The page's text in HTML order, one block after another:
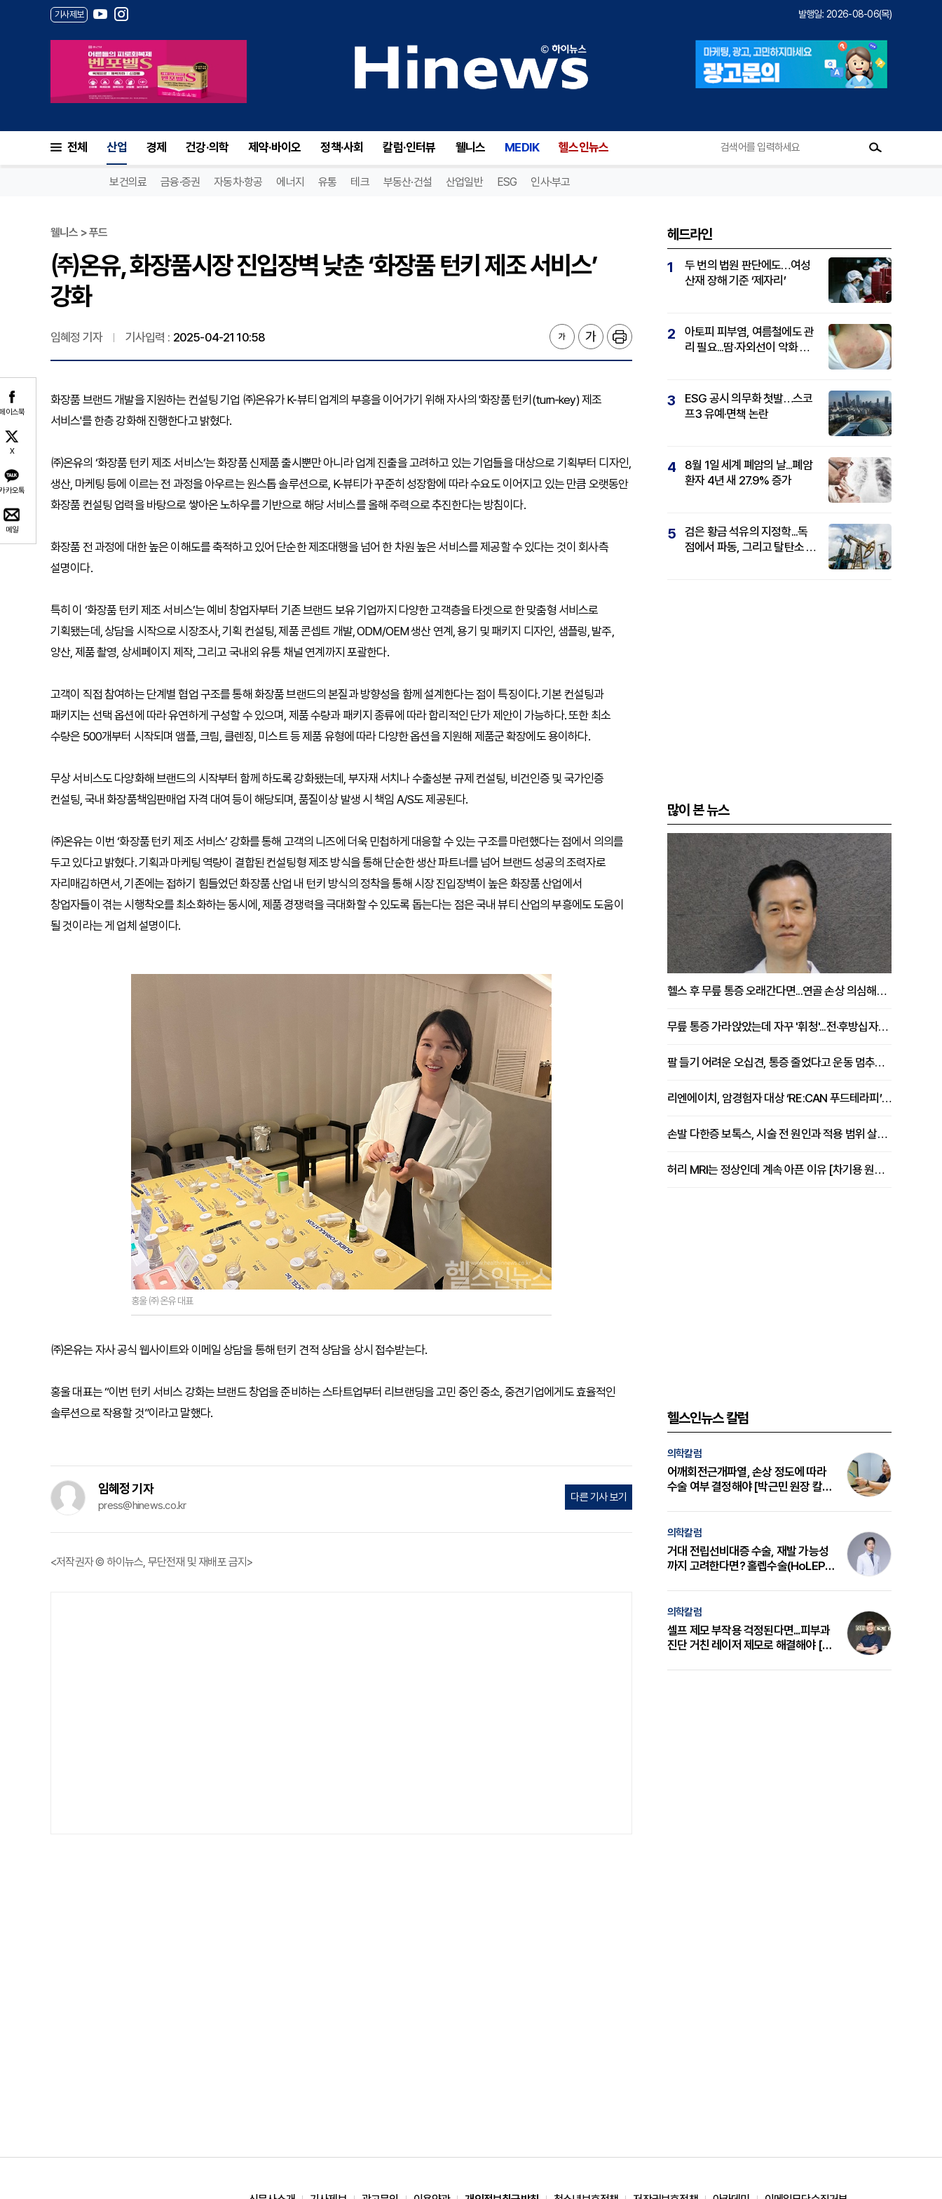
기사제보 발행일: 2026-08-06(목)
전체 산업 경제 건강·의학 제약·바이오 정책·사회 칼럼·인터뷰 웰니스 MEDIK 헬스인뉴스
보건의료 금융·증권 자동차·항공 에너지 유통 테크 부동산·건설 산업일반 ESG 인사·부고
이스북
X
카오톡
메일
웰니스 > 푸드
㈜온유, 화장품시장 진입장벽 낮춘 ‘화장품 턴키 제조 서비스’
강화
임혜정 기자 기사입력 : 2025-04-21 10:58
화장품 브랜드 개발을 지원하는 컨설팅 기업 ㈜온유가 K-뷰티 업계의 부흥을 이어가기 위해 자사의 '화장품 턴키(turn-key) 제조
서비스'를 한층 강화해 진행한다고 밝혔다.
㈜온유의 ‘화장품 턴키 제조 서비스’는 화장품 신제품 출시뿐만 아니라 업계 진출을 고려하고 있는 기업들을 대상으로 기획부터 디자인,
생산, 마케팅 등에 이르는 전 과정을 아우르는 원스톱 솔루션으로, K-뷰티가 꾸준히 성장함에 따라 수요도 이어지고 있는 만큼 오랫동안
화장품 컨설팅 업력을 바탕으로 쌓아온 노하우를 기반으로 해당 서비스를 올해 주력으로 추진한다는 방침이다.
화장품 전 과정에 대한 높은 이해도를 축적하고 있어 단순한 제조대행을 넘어 한 차원 높은 서비스를 제공할 수 있다는 것이 회사측
설명이다.
특히 이 ‘화장품 턴키 제조 서비스’는 예비 창업자부터 기존 브랜드 보유 기업까지 다양한 고객층을 타겟으로 한 맞춤형 서비스로
기획됐는데, 상담을 시작으로 시장조사, 기획 컨설팅, 제품 콘셉트 개발, ODM/OEM 생산 연계, 용기 및 패키지 디자인, 샘플링, 발주,
양산, 제품 촬영, 상세페이지 제작, 그리고 국내외 유통 채널 연계까지 포괄한다.
고객이 직접 참여하는 단계별 협업 구조를 통해 화장품 브랜드의 본질과 방향성을 함께 설계한다는 점이 특징이다. 기본 컨설팅과
패키지는 선택 옵션에 따라 유연하게 구성할 수 있으며, 제품 수량과 패키지 종류에 따라 합리적인 단가 제안이 가능하다. 또한 최소
수량은 500개부터 시작되며 앰플, 크림, 클렌징, 미스트 등 제품 유형에 따라 다양한 옵션을 지원해 제품군 확장에도 용이하다.
무상 서비스도 다양화해 브랜드의 시작부터 함께 하도록 강화됐는데, 부자재 서치나 수출성분 규제 컨설팅, 비건인증 및 국가인증
컨설팅, 국내 화장품책임판매업 자격 대여 등이 해당되며, 품질이상 발생 시 책임 A/S도 제공된다.
㈜온유는 이번 ‘화장품 턴키 제조 서비스’ 강화를 통해 고객의 니즈에 더욱 민첩하게 대응할 수 있는 구조를 마련했다는 점에서 의의를
두고 있다고 밝혔다. 기획과 마케팅 역량이 결합된 컨설팅형 제조 방식을 통해 단순한 생산 파트너를 넘어 브랜드 성공의 조력자로
자리매김하면서, 기존에는 접하기 힘들었던 화장품 산업 내 턴키 방식의 정착을 통해 시장 진입장벽이 높은 화장품 산업에서
창업자들이 겪는 시행착오를 최소화하는 동시에, 제품 경쟁력을 극대화할 수 있도록 돕는다는 점은 국내 뷰티 산업의 부흥에도 도움이
될 것이라는 게 업체 설명이다.
홍울 ㈜온유 대표
㈜온유는 자사 공식 웹사이트와 이메일 상담을 통해 턴키 견적 상담을 상시 접수받는다.
홍울 대표는 “이번 턴키 서비스 강화는 브랜드 창업을 준비하는 스타트업부터 리브랜딩을 고민 중인 중소, 중견기업에게도 효율적인
솔루션으로 작용할 것”이라고 말했다.
임혜정 기자
press@hinews.co.kr
다른 기사 보기
<저작권자 © 하이뉴스, 무단전재 및 재배포 금지>
헤드라인
1
두 번의 법원 판단에도…여성
산재 장해 기준 ‘제자리’
2
아토피 피부염, 여름철에도 관
리 필요...땀·자외선이 악화 요
3
ESG 공시 의무화 첫발…스코
프3 유예·면책 논란
4
8월 1일 세계 폐암의 날...폐암
환자 4년 새 27.9% 증가
5
검은 황금 석유의 지정학...독
점에서 파동, 그리고 탈탄소 패
많이 본 뉴스
헬스 후 무릎 통증 오래간다면...연골 손상 의심해야 [김상범 원장 칼럼]
무릎 통증 가라앉았는데 자꾸 '휘청'...전·후방십자인대 파열 확인해야 [곽우경 원장 칼럼]
팔 들기 어려운 오십견, 통증 줄었다고 운동 멈추면 안 되는 이유 [이병욱 원장 칼럼]
리엔에이치, 암경험자 대상 ‘RE:CAN 푸드테라피’ 운영
손발 다한증 보톡스, 시술 전 원인과 적용 범위 살펴야 [강윤일 원장 칼럼]
허리 MRI는 정상인데 계속 아픈 이유 [차기용 원장 칼럼]
헬스인뉴스 칼럼
의학칼럼
어깨회전근개파열, 손상 정도에 따라
수술 여부 결정해야 [박근민 원장 칼
의학칼럼
거대 전립선비대증 수술, 재발 가능성
까지 고려한다면? 홀렙수술(HoLEP)
의학칼럼
셀프 제모 부작용 걱정된다면...피부과
진단 거친 레이저 제모로 해결해야 [변